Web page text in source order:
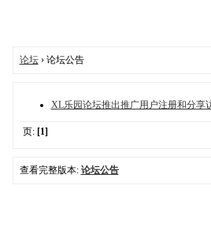
论坛› 论坛公告
XL乐园论坛推出推广用户注册和分享
页: [1]
查看完整版本: 论坛公告